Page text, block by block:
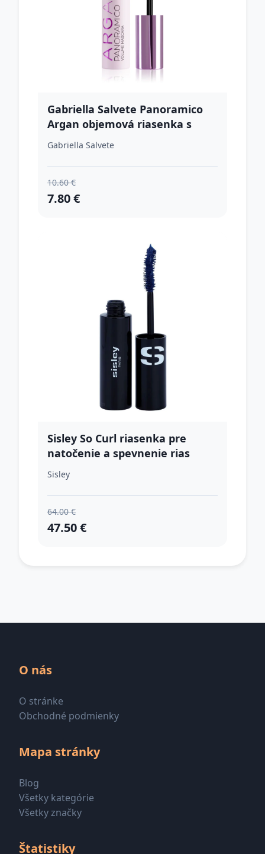
Gabriella Salvete Panoramico
Argan objemová riasenka s
arganovým olejom odtieň 01
Gabriella Salvete
10.60 €
7.80 €
Sisley So Curl riasenka pre
natočenie a spevnenie rias
odtieň 3 Deep Blue 10 ml
Sisley
64.00 €
47.50 €
O nás
O stránke
Obchodné podmienky
Mapa stránky
Blog
Všetky kategórie
Všetky značky
Štatistiky